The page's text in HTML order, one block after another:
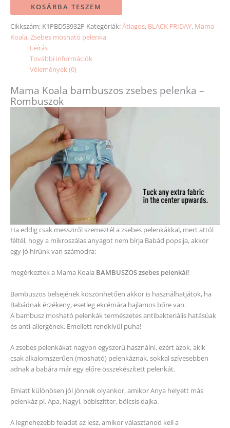
KOSÁRBA TESZEM
Cikkszám: K1PBD53932P Kategóriák:Átlagos, BLACK FRIDAY, Mama
Koala,Zsebes mosható pelenka
Leírás
További információk
Vélemények (0)
Mama Koala bambuszos zsebes pelenka –
Rombuszok
Ha eddig csak messziről szemeztél a zsebes pelenkákkal, mert attól
féltél, hogy a mikroszálas anyagot nem bírja Babád popsija, akkor
egy jó hírünk van számodra:
megérkeztek a Mama Koala BAMBUSZOS zsebes pelenkái!
Bambuszos belsejének köszönhetően akkor is használhatjátok, ha
Babádnak érzékeny, esetleg ekcémára hajlamos bőre van.
A bambusz mosható pelenkák természetes antibakteriális hatásúak
és anti-allergének. Emellett rendkívül puha!
A zsebes pelenkákat nagyon egyszerű használni, ezért azok, akik
csak alkalomszerűen (mosható) pelenkáznak, sokkal szívesebben
adnak a babára már egy előre összekészített pelenkát.
Emiatt különösen jól jönnek olyankor, amikor Anya helyett más
pelenkáz pl. Apa, Nagyi, bébiszitter, bölcsis dajka.
A legnehezebb feladat az lesz, amikor választanod kell a